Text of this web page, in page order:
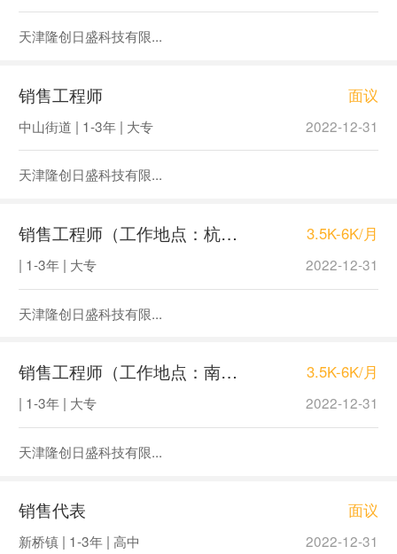
天津隆创日盛科技有限...
销售工程师 面议
中山街道 | 1-3年 | 大专 2022-12-31
天津隆创日盛科技有限...
销售工程师（工作地点：杭州） 3.5K-6K/月
| 1-3年 | 大专 2022-12-31
天津隆创日盛科技有限...
销售工程师（工作地点：南京） 3.5K-6K/月
| 1-3年 | 大专 2022-12-31
天津隆创日盛科技有限...
销售代表 面议
新桥镇 | 1-3年 | 高中 2022-12-31